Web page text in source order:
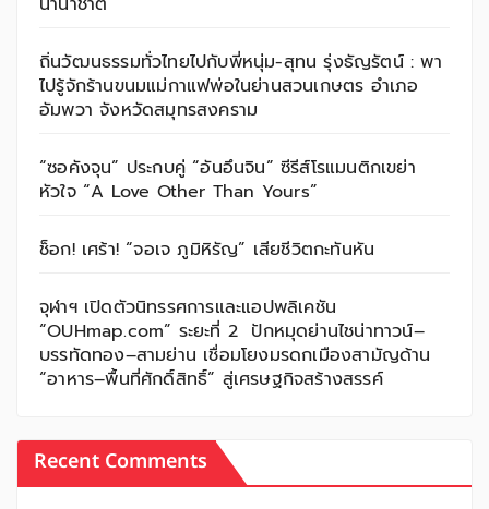
ถิ่นวัฒนธรรมทั่วไทยไปกับพี่หนุ่ม-สุทน รุ่งธัญรัตน์ : พา
ไปรู้จักร้านขนมแม่กาแฟพ่อในย่านสวนเกษตร อำเภอ
อัมพวา จังหวัดสมุทรสงคราม
“ซอคังจุน” ประกบคู่ “อันอึนจิน” ซีรีส์โรแมนติกเขย่า
หัวใจ “A Love Other Than Yours”
ช็อก! เศร้า! “จอเจ ภูมิหิรัญ” เสียชีวิตกะทันหัน
จุฬาฯ เปิดตัวนิทรรศการและแอปพลิเคชัน
“OUHmap.com” ระยะที่ 2 ปักหมุดย่านไชน่าทาวน์–
บรรทัดทอง–สามย่าน เชื่อมโยงมรดกเมืองสามัญด้าน
“อาหาร–พื้นที่ศักดิ์สิทธิ์” สู่เศรษฐกิจสร้างสรรค์
Recent Comments